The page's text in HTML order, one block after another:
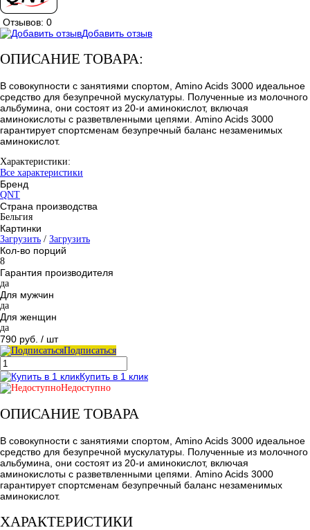
Отзывов: 0
Добавить отзыв
ОПИСАНИЕ ТОВАРА:
В совокупности с занятиями спортом, Amino Acids 3000 идеальное
средство для безупречной мускулатуры. Полученные из молочного
альбумина, они состоят из 20-и аминокислот, включая
аминокислоты с разветвленными цепями. Amino Acids 3000
гарантирует спортсменам безупречный баланс незаменимых
аминокислот.
Характеристики:
Все характеристики
Бренд
QNT
Страна производства
Бельгия
Картинки
Загрузить / Загрузить
Кол-во порций
8
Гарантия производителя
да
Для мужчин
да
Для женщин
да
790 руб. / шт
Подписаться
Купить в 1 клик
Недоступно
ОПИСАНИЕ ТОВАРА
В совокупности с занятиями спортом, Amino Acids 3000 идеальное
средство для безупречной мускулатуры. Полученные из молочного
альбумина, они состоят из 20-и аминокислот, включая
аминокислоты с разветвленными цепями. Amino Acids 3000
гарантирует спортсменам безупречный баланс незаменимых
аминокислот.
ХАРАКТЕРИСТИКИ